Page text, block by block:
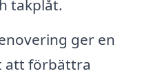
takplåt.
ger en
att förbättra